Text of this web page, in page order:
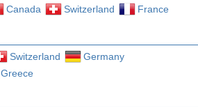
Canada Switzerland France
Switzerland
Germany
Greece